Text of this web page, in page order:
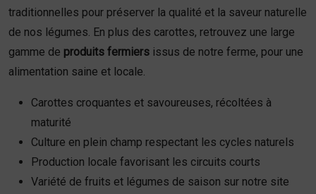
traditionnelles pour préserver la qualité et la saveur naturelle
de nos légumes. En plus des carottes, retrouvez une large
gamme de produits fermiers issus de notre ferme, pour une
alimentation saine et locale.
Carottes croquantes et savoureuses, récoltées à
maturité
Culture en plein champ respectant les cycles naturels
Production locale favorisant les circuits courts
Variété de fruits et légumes de saison sur notre site